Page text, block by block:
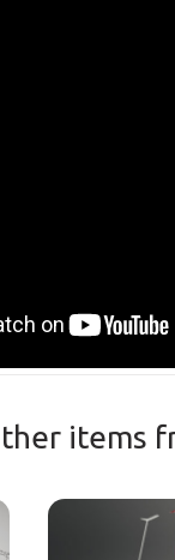
items